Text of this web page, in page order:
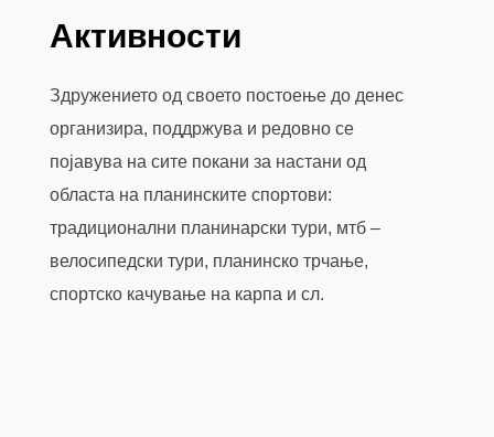
Активности
Здружението од своето постоење до денес
организира, поддржува и редовно се
појавува на сите покани за настани од
областа на планинските спортови:
традиционални планинарски тури, мтб –
велосипедски тури, планинско трчање,
спортско качување на карпа и сл.